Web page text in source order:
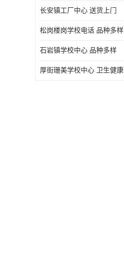
长安镇工厂中心 送货上门
松岗楼岗学校电话 品种多样
石岩镇学校中心 品种多样
厚街珊美学校中心 卫生健康